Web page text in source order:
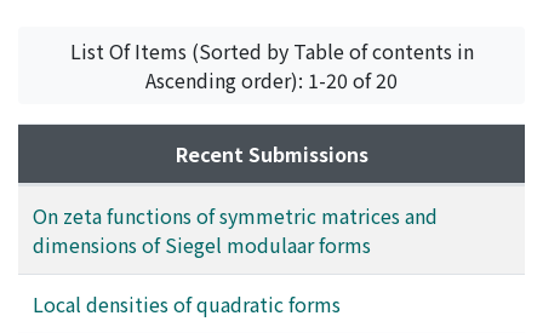
List Of Items (Sorted by Table of contents in
Ascending order): 1-20 of 20
Recent Submissions
On zeta functions of symmetric matrices and
dimensions of Siegel modulaar forms
Local densities of quadratic forms